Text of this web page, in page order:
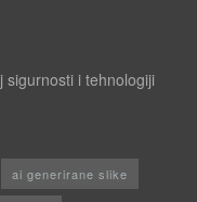
sigurnosti i tehnologiji
ai generirane slike